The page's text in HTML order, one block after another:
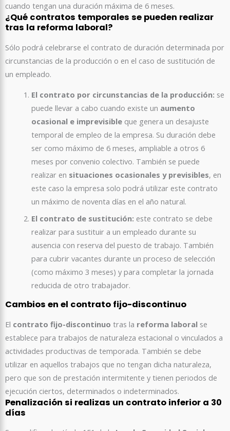
cuando tengan una duración máxima de 6 meses.
¿Qué contratos temporales se pueden realizar
tras la reforma laboral?
Sólo podrá celebrarse el contrato de duración determinada por
circunstancias de la producción o en el caso de sustitución de
un empleado.
El contrato por circunstancias de la producción: se
puede llevar a cabo cuando existe un aumento
ocasional e imprevisible que genera un desajuste
temporal de empleo de la empresa. Su duración debe
ser como máximo de 6 meses, ampliable a otros 6
meses por convenio colectivo. También se puede
realizar en situaciones ocasionales y previsibles, en
este caso la empresa solo podrá utilizar este contrato
un máximo de noventa días en el año natural.
El contrato de sustitución: este contrato se debe
realizar para sustituir a un empleado durante su
ausencia con reserva del puesto de trabajo. También
para cubrir vacantes durante un proceso de selección
(como máximo 3 meses) y para completar la jornada
reducida de otro trabajador.
Cambios en el contrato fijo-discontinuo
El contrato fijo-discontinuo tras la reforma laboral se
establece para trabajos de naturaleza estacional o vinculados a
actividades productivas de temporada. También se debe
utilizar en aquellos trabajos que no tengan dicha naturaleza,
pero que son de prestación intermitente y tienen periodos de
ejecución ciertos, determinados o indeterminados.
Penalización si realizas un contrato inferior a 30
días